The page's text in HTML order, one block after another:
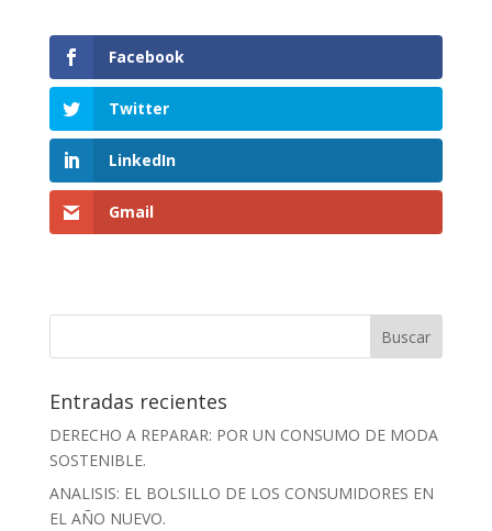
Facebook
Twitter
LinkedIn
Gmail
Entradas recientes
DERECHO A REPARAR: POR UN CONSUMO DE MODA
SOSTENIBLE.
ANALISIS: EL BOLSILLO DE LOS CONSUMIDORES EN
EL AÑO NUEVO.